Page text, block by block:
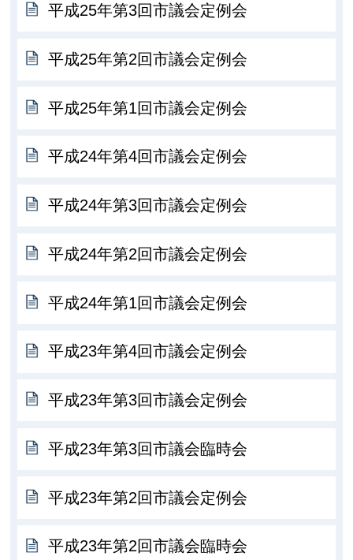
平成25年第3回市議会定例会
平成25年第2回市議会定例会
平成25年第1回市議会定例会
平成24年第4回市議会定例会
平成24年第3回市議会定例会
平成24年第2回市議会定例会
平成24年第1回市議会定例会
平成23年第4回市議会定例会
平成23年第3回市議会定例会
平成23年第3回市議会臨時会
平成23年第2回市議会定例会
平成23年第2回市議会臨時会